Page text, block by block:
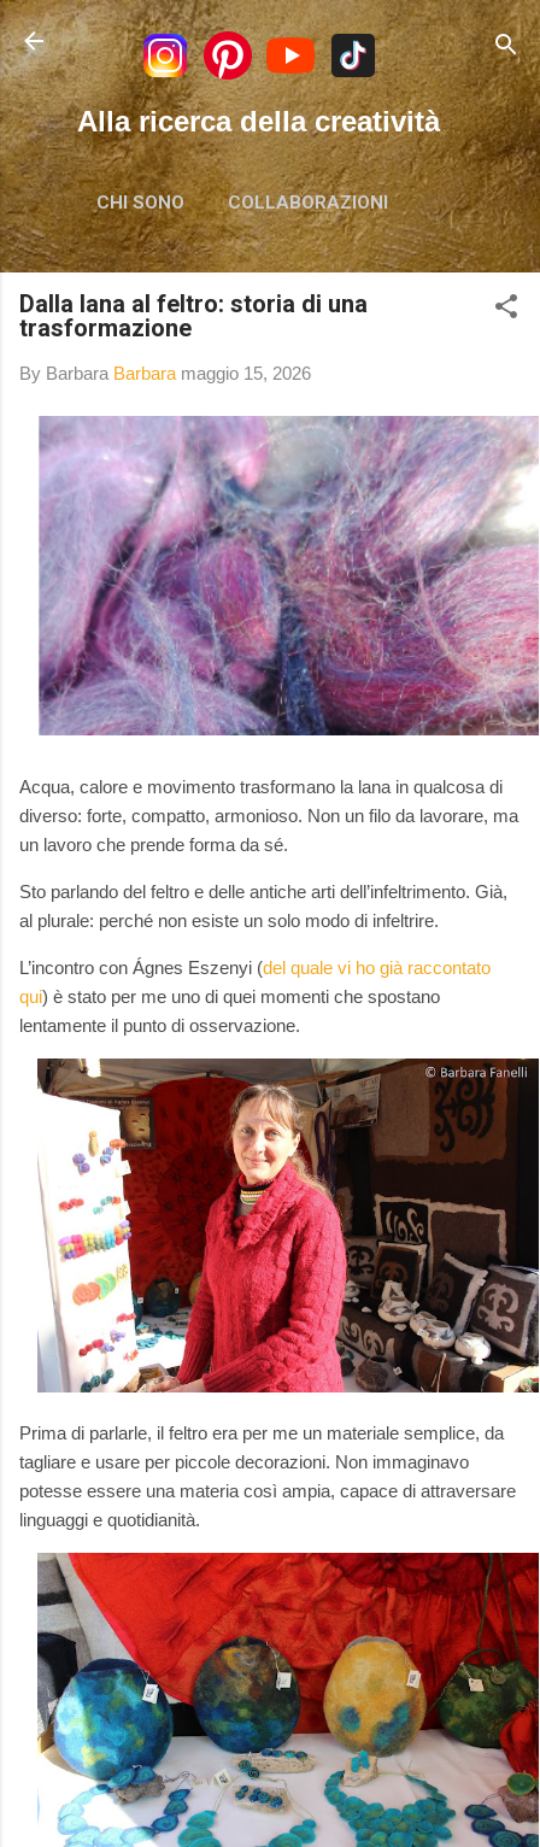
Passa ai contenuti principali
Alla ricerca della creatività
CHI SONO COLLABORAZIONI
Dalla lana al feltro: storia di una
trasformazione
By Barbara Barbara maggio 15, 2026
Acqua, calore e movimento trasformano la lana in qualcosa di
diverso: forte, compatto, armonioso. Non un filo da lavorare, ma
un lavoro che prende forma da sé.
Sto parlando del feltro e delle antiche arti dell’infeltrimento. Già,
al plurale: perché non esiste un solo modo di infeltrire.
L’incontro con Ágnes Eszenyi (del quale vi ho già raccontato
qui) è stato per me uno di quei momenti che spostano
lentamente il punto di osservazione.
Prima di parlarle, il feltro era per me un materiale semplice, da
tagliare e usare per piccole decorazioni. Non immaginavo
potesse essere una materia così ampia, capace di attraversare
linguaggi e quotidianità.